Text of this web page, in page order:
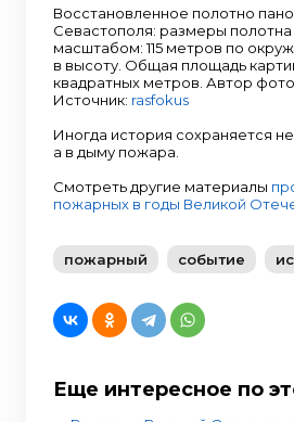
Восстановленное полотно
Севастополя: размеры
масштабом: 115 метров по
в высоту. Общая площадь
квадратных метров. Автор
Источник: rasfokus
Иногда история сохраняется
а в дыму пожара.
Смотреть другие материалы
пожарных в годы Великой
пожарный событие
Еще интересное по